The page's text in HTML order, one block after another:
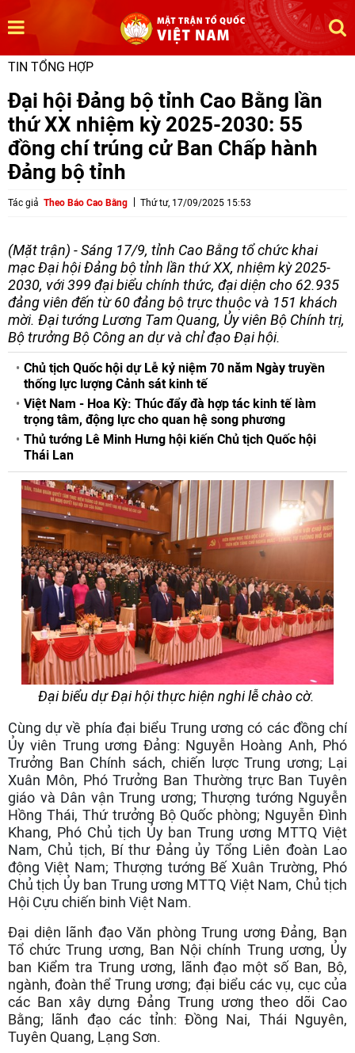
TIN TỔNG HỢP
Đại hội Đảng bộ tỉnh Cao Bằng lần
thứ XX nhiệm kỳ 2025-2030: 55
đồng chí trúng cử Ban Chấp hành
Đảng bộ tỉnh
Tác giả Theo Báo Cao Bằng Thứ tư, 17/09/2025 15:53
(Mặt trận) - Sáng 17/9, tỉnh Cao Bằng tổ chức khai
mạc Đại hội Đảng bộ tỉnh lần thứ XX, nhiệm kỳ 2025-
2030, với 399 đại biểu chính thức, đại diện cho 62.935
đảng viên đến từ 60 đảng bộ trực thuộc và 151 khách
mời. Đại tướng Lương Tam Quang, Ủy viên Bộ Chính trị,
Bộ trưởng Bộ Công an dự và chỉ đạo Đại hội.
Chủ tịch Quốc hội dự Lễ kỷ niệm 70 năm Ngày truyền
thống lực lượng Cảnh sát kinh tế
Việt Nam - Hoa Kỳ: Thúc đẩy đà hợp tác kinh tế làm
trọng tâm, động lực cho quan hệ song phương
Thủ tướng Lê Minh Hưng hội kiến Chủ tịch Quốc hội
Thái Lan
Đại biểu dự Đại hội thực hiện nghi lễ chào cờ.
Cùng dự về phía đại biểu Trung ương có các đồng chí
Ủy viên Trung ương Đảng: Nguyễn Hoàng Anh, Phó
Trưởng Ban Chính sách, chiến lược Trung ương; Lại
Xuân Môn, Phó Trưởng Ban Thường trực Ban Tuyên
giáo và Dân vận Trung ương; Thượng tướng Nguyễn
Hồng Thái, Thứ trưởng Bộ Quốc phòng; Nguyễn Đình
Khang, Phó Chủ tịch Ủy ban Trung ương MTTQ Việt
Nam, Chủ tịch, Bí thư Đảng ủy Tổng Liên đoàn Lao
động Việt Nam; Thượng tướng Bế Xuân Trường, Phó
Chủ tịch Ủy ban Trung ương MTTQ Việt Nam, Chủ tịch
Hội Cựu chiến binh Việt Nam.
Đại diện lãnh đạo Văn phòng Trung ương Đảng, Ban
Tổ chức Trung ương, Ban Nội chính Trung ương, Ủy
ban Kiểm tra Trung ương, lãnh đạo một số Ban, Bộ,
ngành, đoàn thể Trung ương; đại biểu các vụ, cục của
các Ban xây dựng Đảng Trung ương theo dõi Cao
Bằng; lãnh đạo các tỉnh: Đồng Nai, Thái Nguyên,
Tuyên Quang, Lạng Sơn.